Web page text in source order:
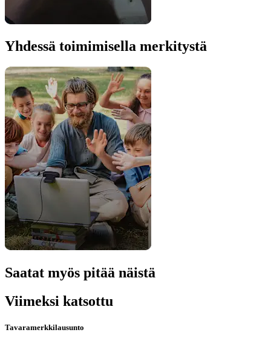
Yhdessä toimimisella merkitystä
Saatat myös pitää näistä
Viimeksi katsottu
Tavaramerkkilausunto